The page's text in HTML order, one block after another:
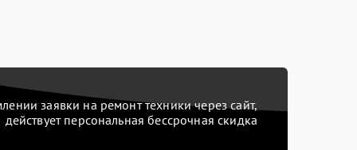
заявки на ремонт техники через сайт,
действует персональная бессрочная скидка